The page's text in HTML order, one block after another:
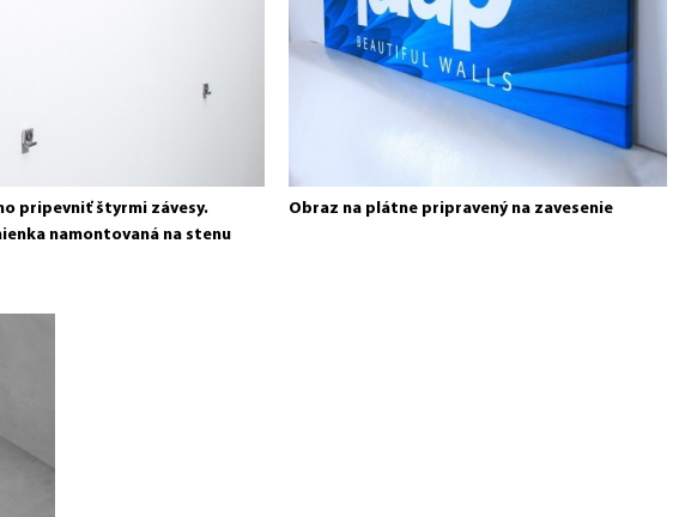
pripevniť štyrmi závesy.
namontovaná na stenu
Obraz na plátne pripravený na zavesenie